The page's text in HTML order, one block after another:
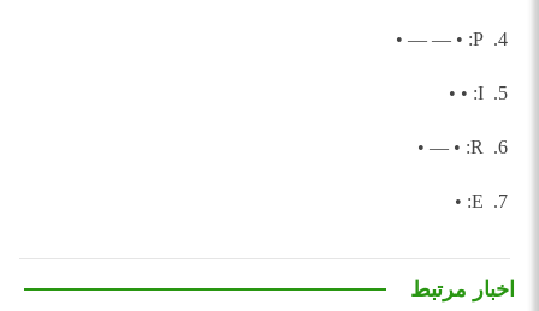
4. P: • — — •
5. I: • •
6. R: • — •
7. E: •
اخبار مرتبط